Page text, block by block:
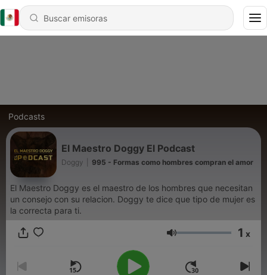
Podcasts
El Maestro Doggy El Podcast
Doggy 995 - Formas como hombres compran el amor
El Maestro Doggy es el maestro de los hombres que necesitan
un consejo con su relacion. Doggy te dice que tipo de mujer es
la correcta para ti.
Volumen 1 x